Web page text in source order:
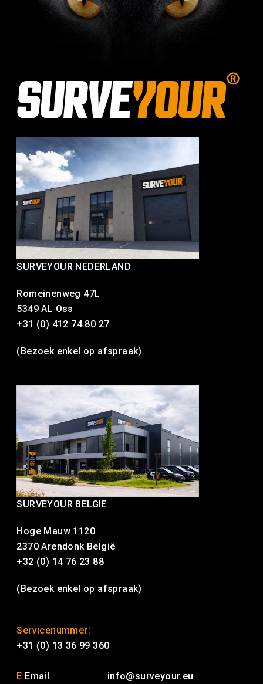
SURVEYOUR NEDERLAND
Romeinenweg 47L
5349 AL Oss
+31 (0) 412 74 80 27
(Bezoek enkel op afspraak)
SURVEYOUR BELGIE
Hoge Mauw 1120
2370 Arendonk België
+32 (0) 14 76 23 88
(Bezoek enkel op afspraak)
Servicenummer:
+31 (0) 13 36 99 360
E Email info@surveyour.eu